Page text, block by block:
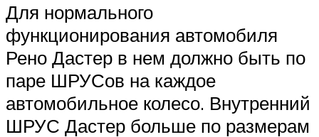
Для нормального
функционирования автомобиля
Рено Дастер в нем должно быть по
паре ШРУСов на каждое
автомобильное колесо. Внутренний
ШРУС Дастер больше по размерам